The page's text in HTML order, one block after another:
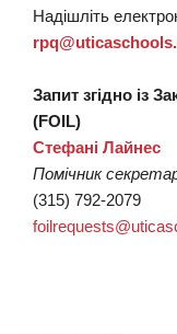
Надішліть
Запит згідно із
(FOIL)
Стефані Лайнес
Помічник
(315) 792-2079